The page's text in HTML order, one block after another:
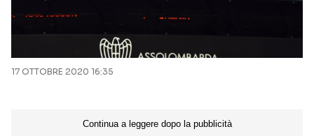
17 OTTOBRE 2020 16:35